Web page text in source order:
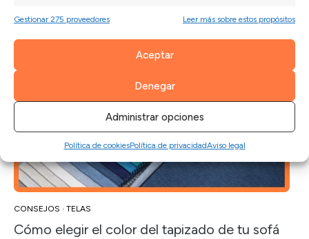
Gestionar 275 proveedores Leer más sobre estos propósitos
Aceptar
Denegar
Administrar opciones
Política de cookiesPolítica de privacidadAviso legal
CONSEJOS · TELAS
Cómo elegir el color del tapizado de tu sofá